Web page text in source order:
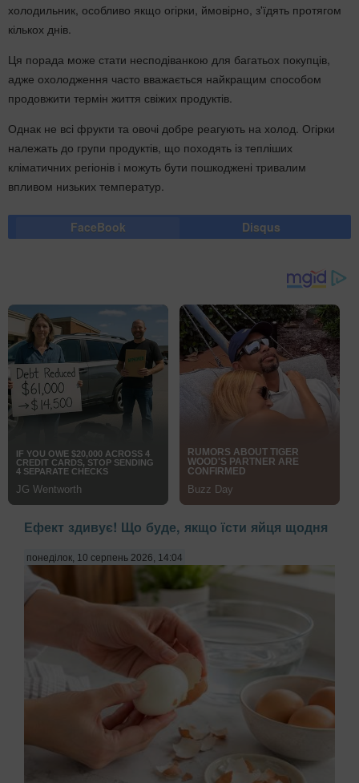
холодильник, особливо якщо огірки, ймовірно, з'їдять протягом
кількох днів.
Ця порада може стати несподіванкою для багатьох покупців,
адже охолодження часто вважається найкращим способом
продовжити термін життя свіжих продуктів.
Однак не всі фрукти та овочі добре реагують на холод. Огірки
належать до групи продуктів, що походять із тепліших
кліматичних регіонів і можуть бути пошкоджені тривалим
впливом низьких температур.
FaceBook Disqus
Ефект здивує! Що буде, якщо їсти яйця щодня
понеділок, 10 серпень 2026, 14:04